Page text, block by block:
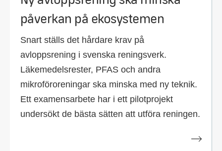
påverkan på ekosystemen
Snart ställs det hårdare krav på
avloppsrening i svenska reningsverk.
Läkemedelsrester, PFAS och andra
mikroföroreningar ska minska med ny teknik.
Ett examensarbete har i ett pilotprojekt
undersökt de bästa sätten att utföra reningen.